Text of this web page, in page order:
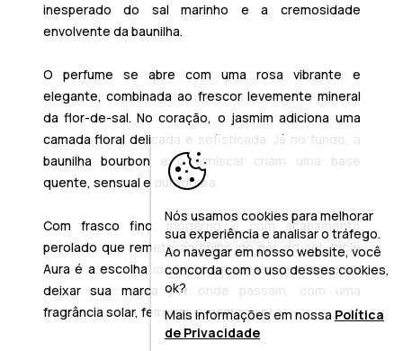
inesperado do sal marinho e a cremosidade
envolvente da baunilha.
O perfume se abre com uma rosa vibrante e
elegante, combinada ao frescor levemente mineral
da flor-de-sal. No coração, o jasmim adiciona uma
camada floral delicada e sofisticada. Já no fundo, a
baunilha bourbon e o almíscar criam uma base
quente, sensual e duradoura.
Com frasco fino, moderno e com acabamento
perolado que remete ao brilho do pôr do sol, Idôle
Aura é a escolha ideal para mulheres que desejam
deixar sua marca por onde passam, com uma
fragrância solar, feminina e memorável.
Nós usamos cookies para melhorar
sua experiência e analisar o tráfego.
Ao navegar em nosso website, você
concorda com o uso desses cookies,
ok?
Mais informações em nossa Política
de Privacidade